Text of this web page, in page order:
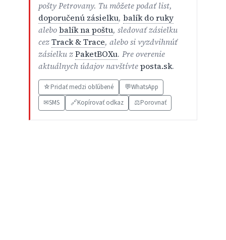
pošty Petrovany. Tu môžete podať list,
doporučenú zásielku, balík do ruky
alebobalík na poštu, sledovať zásielku
cezTrack & Trace, alebo si vyzdvihnúť
zásielku zPaketBOXu. Pre overenie
aktuálnych údajov navštívteposta.sk.
☆Pridať medzi obľúbené 💬WhatsApp
✉SMS 🔗Kopírovať odkaz ⚖️Porovnať